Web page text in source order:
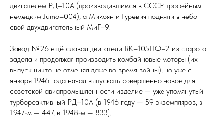
двигателем РД–10А (производившимся в СССР трофейным
немецким Jumo–004), а Микоян и Гуревич подняли в небо
свой двухдвигательный МиГ–9.
Завод №26 ещё сдавал двигатели ВК–105ПФ–2 из старого
задела и продолжал производить комбайновые моторы (их
выпуск никто не отменял даже во время войны), но уже с
января 1946 го­да начал выпускать совершенно новое для
советской авиапромышленности изделие — уже упомянутый
турбореактивный РД–10А (в 1946 го­ду — 59 экземпляров, в
1947‑м — 447, в 1948‑м — 833).